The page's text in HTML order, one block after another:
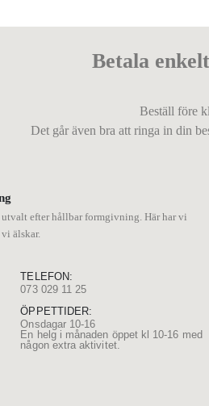
Betala
Beställ före
Det går även bra att ringa in din
efter hållbar formgivning. Här har vi
älskar.
TELEFON:
073 029 11 25
ÖPPETTIDER:
Onsdagar 10-16
En helg i månaden öppet kl 10-16 med
någon extra aktivitet.